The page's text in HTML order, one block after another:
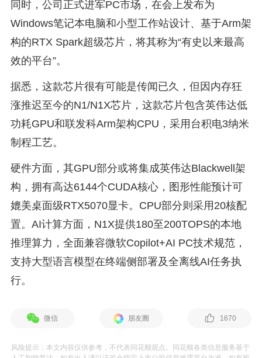
同时，公司正式进军PC市场，在会上发布为
Windows笔记本电脑和小型工作站设计、基于Arm架
构的RTX Spark超级芯片，将其称为“有史以来最高
效的平台”。
据悉，这款芯片很有可能是传闻已久，但因内存狂
涨推迟至今的N1/N1X芯片，这款芯片包含英伟达低
功耗GPU和联发科Arm架构CPU，采用台积电3纳米
制程工艺。
硬件方面，其GPU部分或将集成英伟达Blackwell架
构，拥有高达6144个CUDA核心，图形性能预计可
媲美桌面级RTX5070显卡。CPU部分则采用20核配
置。AI计算方面，N1X提供180至200TOPS的本地
推理算力，全面兼容微软Copilot+AI PC技术规范，
支持大型语言模型在终端侧部署及全离线AI任务执
行。
微信 朋友圈 1670
风险提示：本文内容仅供参考，不代表同花顺观点。同花顺各类信息服务基于